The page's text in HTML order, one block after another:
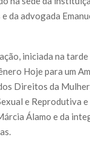
da advogada
iniciada na
Hoje para um
Direitos da
e Reprodutiva
Álamo e da